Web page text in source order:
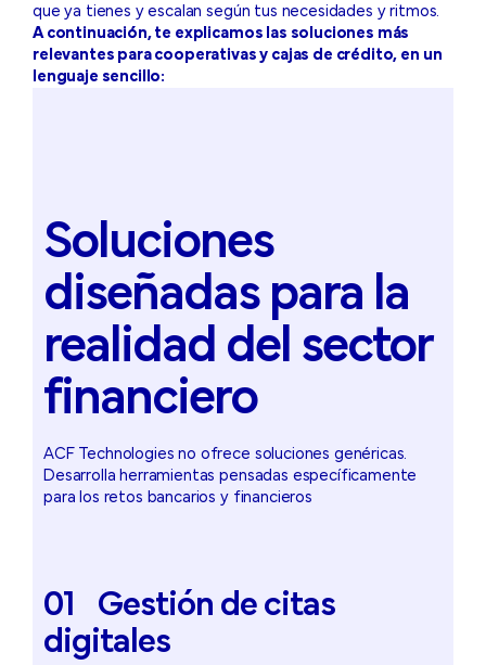
que ya tienes y escalan según tus necesidades y ritmos.
A continuación, te explicamos las soluciones más
relevantes para cooperativas y cajas de crédito, en un
lenguaje sencillo:
Soluciones
diseñadas para la
realidad del sector
financiero
ACF Technologies no ofrece soluciones genéricas.
Desarrolla herramientas pensadas específicamente
para los retos bancarios y financieros
01 Gestión de citas
digitales